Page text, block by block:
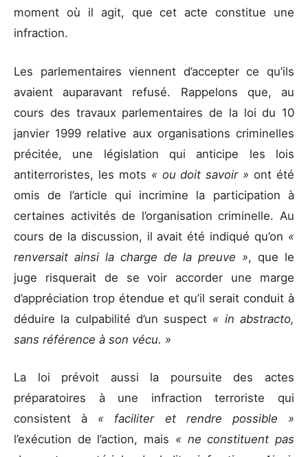
moment où il agit, que cet acte constitue une
infraction.
Les parlementaires viennent d’accepter ce qu’ils
avaient auparavant refusé. Rappelons que, au
cours des travaux parlementaires de la loi du 10
janvier 1999 relative aux organisations criminelles
précitée, une législation qui anticipe les lois
antiterroristes, les mots « ou doit savoir »ont été
omis de l’article qui incrimine la participation à
certaines activités de l’organisation criminelle. Au
cours de la discussion, il avait été indiqué qu’on «
renversait ainsi la charge de la preuve », que le
juge risquerait de se voir accorder une marge
d’appréciation trop étendue et qu’il serait conduit à
déduire la culpabilité d’un suspect « in abstracto,
sans référence à son vécu. »
La loi prévoit aussi la poursuite des actes
préparatoires à une infraction terroriste qui
consistent à « faciliter et rendre possible »
l’exécution de l’action, mais « ne constituent pas